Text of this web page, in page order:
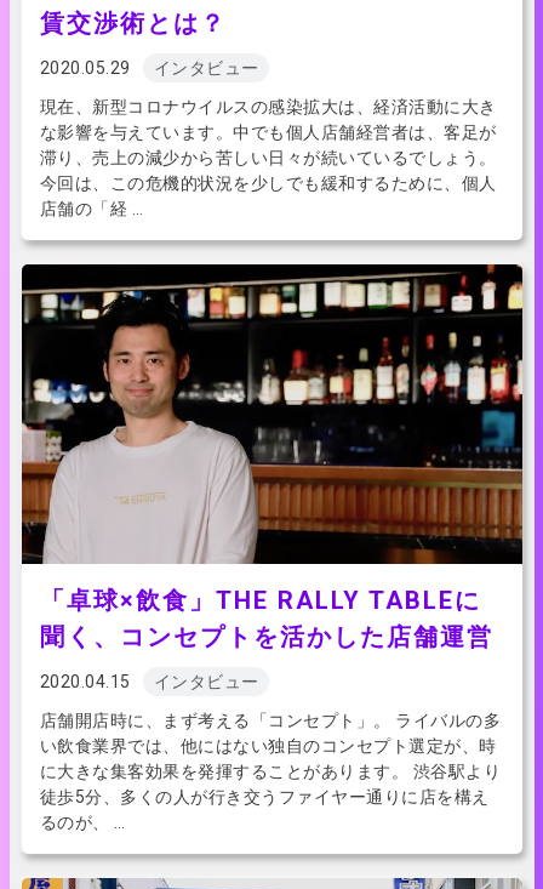
賃交渉術とは？
2020.05.29
インタビュー
現在、新型コロナウイルスの感染拡大は、経済活動に大き
な影響を与えています。中でも個人店舗経営者は、客足が
滞り、売上の減少から苦しい日々が続いているでしょう。
今回は、この危機的状況を少しでも緩和するために、個人
店舗の「経 …
「卓球×飲食」THE RALLY TABLEに
聞く、コンセプトを活かした店舗運営
2020.04.15
インタビュー
店舗開店時に、まず考える「コンセプト」。 ライバルの多
い飲食業界では、他にはない独自のコンセプト選定が、時
に大きな集客効果を発揮することがあります。 渋谷駅より
徒歩5分、多くの人が行き交うファイヤー通りに店を構え
るのが、 …